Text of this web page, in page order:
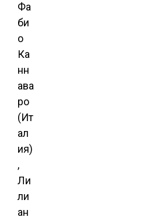
Фа
би
о
Ка
нн
ава
ро
(Ит
ал
ия)
,
Ли
ли
ан